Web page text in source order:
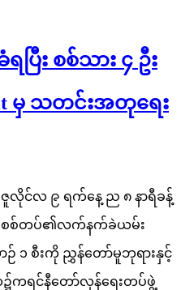
ြီး စစ်သား ၄ ဦး
မှ သတင်းအတုရေး
လိုင်လ ၉ ရက်နေ့ ည ၈ နာရီခန့်
စစ်တပ်၏လက်နက်ခဲယမ်း
၁ စီးကို ညွှန်တော်မူဘုရားနှင့်
ကရင်နီတော်လှန်ရေးတပ်ဖွဲ့